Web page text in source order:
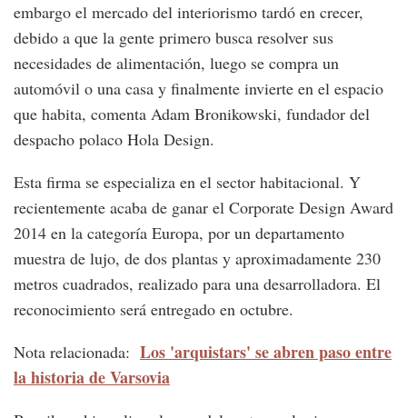
embargo el mercado del interiorismo tardó en crecer,
debido a que la gente primero busca resolver sus
necesidades de alimentación, luego se compra un
automóvil o una casa y finalmente invierte en el espacio
que habita, comenta Adam Bronikowski, fundador del
despacho polaco Hola Design.
Esta firma se especializa en el sector habitacional. Y
recientemente acaba de ganar el Corporate Design Award
2014 en la categoría Europa, por un departamento
muestra de lujo, de dos plantas y aproximadamente 230
metros cuadrados, realizado para una desarrolladora. El
reconocimiento será entregado en octubre.
Nota relacionada: Los 'arquistars' se abren paso entre
la historia de Varsovia